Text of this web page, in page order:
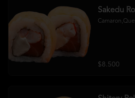
Sakedu Roll
$8.500